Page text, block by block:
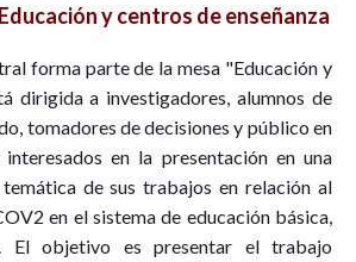
Educación y centros de enseñanza
forma parte de la mesa "Educación y
dirigida a investigadores, alumnos de
tomadores de decisiones y público en
en la presentación en una
de sus trabajos en relación al
en el sistema de educación básica,
El objetivo es presentar el trabajo